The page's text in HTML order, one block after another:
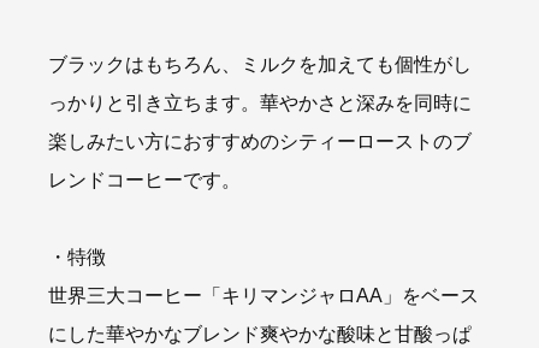
ブラックはもちろん、ミルクを加えても個性がし
っかりと引き立ちます。華やかさと深みを同時に
楽しみたい方におすすめのシティーローストのブ
レンドコーヒーです。
・特徴
世界三大コーヒー「キリマンジャロAA」をベース
にした華やかなブレンド爽やかな酸味と甘酸っぱ